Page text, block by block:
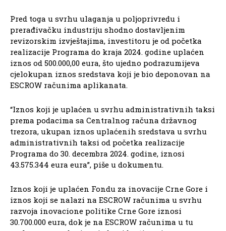
Pred toga u svrhu ulaganja u poljoprivredu i
prerađivačku industriju shodno dostavljenim
revizorskim izvještajima, investitoru je od početka
realizacije Programa do kraja 2024. godine uplaćen
iznos od 500.000,00 eura, što ujedno podrazumijeva
cjelokupan iznos sredstava koji je bio deponovan na
ESCROW računima aplikanata.
“Iznos koji je uplaćen u svrhu administrativnih taksi
prema podacima sa Centralnog računa državnog
trezora, ukupan iznos uplaćenih sredstava u svrhu
administrativnih taksi od početka realizacije
Programa do 30. decembra 2024. godine, iznosi
43.575.344 eura eura”, piše u dokumentu.
Iznos koji je uplaćen Fondu za inovacije Crne Gore i
iznos koji se nalazi na ESCROW računima u svrhu
razvoja inovacione politike Crne Gore iznosi
30.700.000 eura, dok je na ESCROW računima u tu